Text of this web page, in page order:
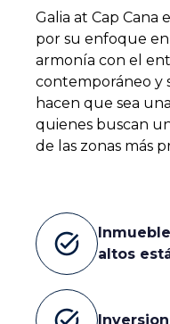
Galia at Cap Cana
por su enfoque
armonía con el
contemporáneo y
hacen que sea
quienes buscan
de las zonas más
task_alt
altos